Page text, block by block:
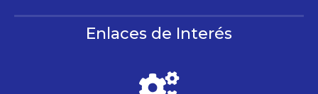
Enlaces de Interés